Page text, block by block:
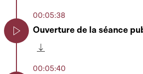
00:05:38
Ouverture de la séance
00:05:40